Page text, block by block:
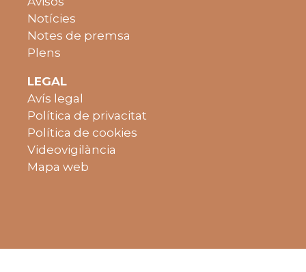
Notícies
Notes de premsa
Plens
LEGAL
Avís legal
Política de privacitat
Política de cookies
Videovigilància
Mapa web